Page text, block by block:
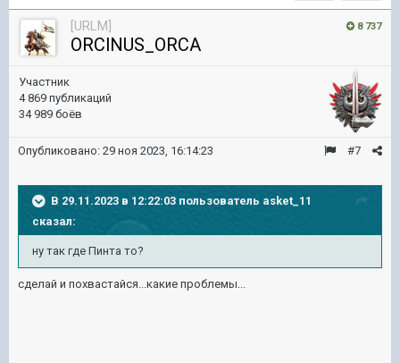
8 737
[URLM]
ORClNUS_ORCA
Участник
4 869 публикаций
34 989 боёв
#7
Опубликовано: 29 ноя 2023, 16:14:23
В 29.11.2023 в 12:22:03 пользователь asket_11
сказал:
ну так где Пинта то?
сделай и похвастайся...какие проблемы...